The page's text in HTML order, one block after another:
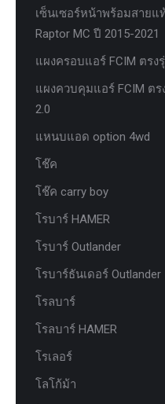
เซ็นเซอร์หน้าพร้อมสายแ
Raptor MC ปี 2015-2021
แผงครอบแอร์ FCIM ตรง
แผงควบคุมแอร์ FCIM ตรง
2.0
แหนบแอด option 4wd
โช๊ค
โช๊ค carry boy
โรบาร์ HAMER
โรบาร์ Outlander
โรบาร์ธันเดอร์ Outlander
โรลบาร์
โรลบาร์ HAMER
โรเลอร์
โลโก้ม้า